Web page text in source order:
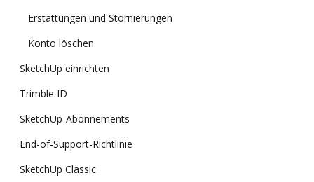
Erstattungen und Stornierungen
Konto löschen
SketchUp einrichten
Trimble ID
SketchUp-Abonnements
End-of-Support-Richtlinie
SketchUp Classic